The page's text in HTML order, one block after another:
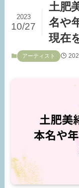
土肥
名や
現在
2023
10/27
アーティスト